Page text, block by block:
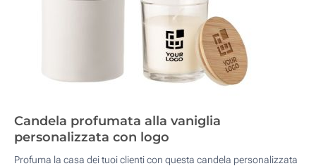
Candela profumata alla vaniglia
personalizzata con logo
Profuma la casa dei tuoi clienti con questa candela personalizzata